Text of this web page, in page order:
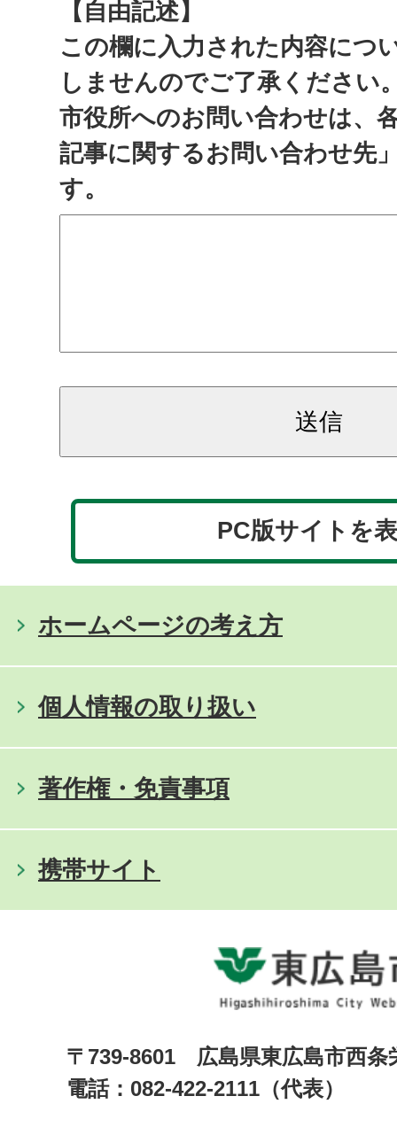
【自由記述】
この欄に入力された内容につ
しませんのでご了承ください
市役所へのお問い合わせは、
記事に関するお問い合わせ先
す。
PC版サイトを
ホームページの考え方
個人情報の取り扱い
著作権・免責事項
携帯サイト
〒739-8601 広島県東広島市西
電話：082-422-2111（代表）